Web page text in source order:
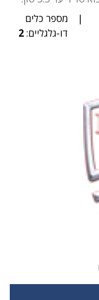
|
מספר כלים
דו-גלגליים:2